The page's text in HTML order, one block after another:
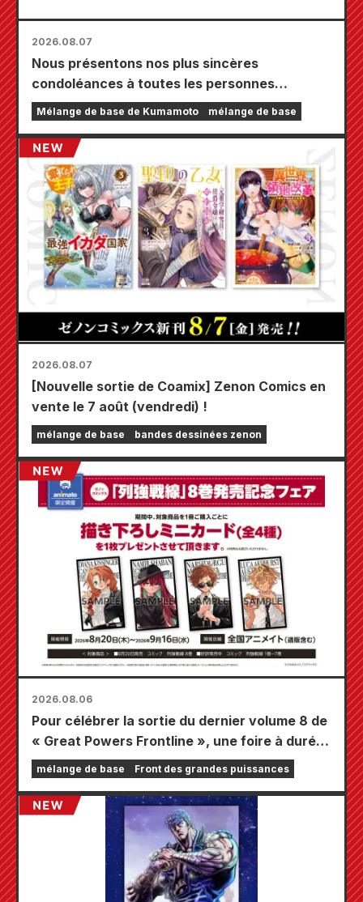
2026.08.07
Nous présentons nos plus sincères
condoléances à toutes les personnes
touchées par le tremblement de terre de
Kumamoto de 2026.
Mélange de base de Kumamoto mélange de base
2026.08.07
[Nouvelle sortie de Coamix] Zenon Comics en
vente le 7 août (vendredi) !
mélange de base bandes dessinées zenon
2026.08.06
Pour célébrer la sortie du dernier volume 8 de
« Great Powers Frontline », une foire à durée
limitée se tiendra dans les magasins Animate
à travers le pays à partir du 20 août, où vous
pourrez obtenir une mini-carte spécialement
dessinée (4 types au total) !
mélange de base Front des grandes puissances